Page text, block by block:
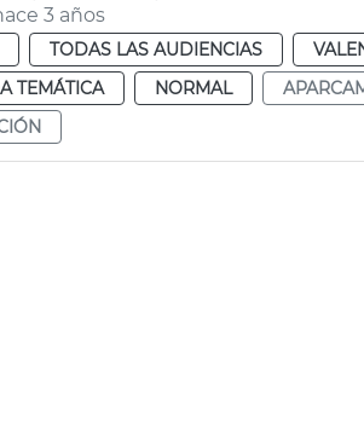
3 años
TODAS LAS AUDIENCIAS
TEMÁTICA
NORMAL